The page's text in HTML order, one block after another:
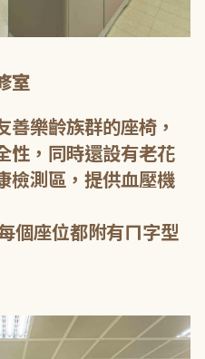
室
善樂齡族群的座椅，
性，同時還設有老花
檢測區，提供血壓機
個座位都附有ㄇ字型